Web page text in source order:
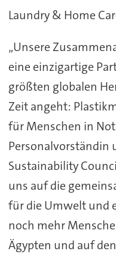
Laundry & Home
„Unsere
eine einzigartige
größten globalen
Zeit angeht:
für Menschen in
Personalvorständin
Sustainability
uns auf die
für die Umwelt und
noch mehr
Ägypten und auf